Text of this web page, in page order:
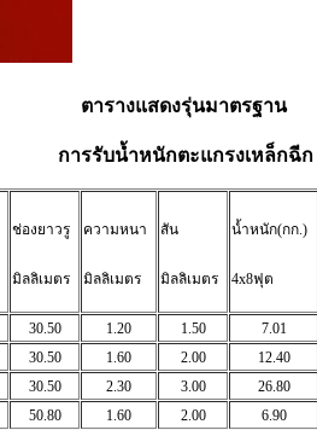
ตารางแสดงรุ่นมาตรฐาน
การรับน้ำหนักตะแกรงเหล็กฉีก
ช่องยาวรู
มิลลิเมตร
ความหนา
มิลลิเมตร
สัน
มิลลิเมตร
น้ำหนัก(กก.)
4x8ฟุต
30.50 1.20 1.50 7.01
30.50 1.60 2.00 12.40
30.50 2.30 3.00 26.80
50.80 1.60 2.00 6.90